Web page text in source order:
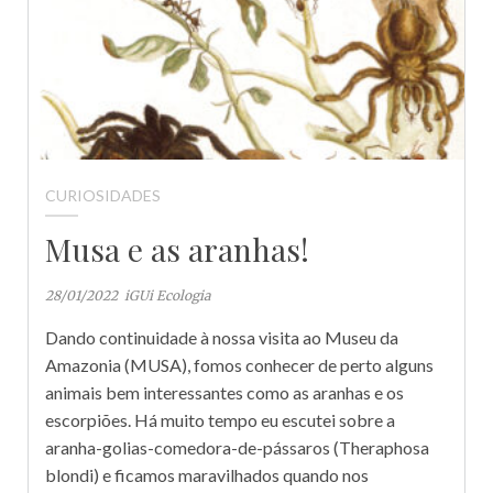
CURIOSIDADES
Musa e as aranhas!
28/01/2022 iGUi Ecologia
Dando continuidade à nossa visita ao Museu da
Amazonia (MUSA), fomos conhecer de perto alguns
animais bem interessantes como as aranhas e os
escorpiões. Há muito tempo eu escutei sobre a
aranha-golias-comedora-de-pássaros (Theraphosa
blondi) e ficamos maravilhados quando nos